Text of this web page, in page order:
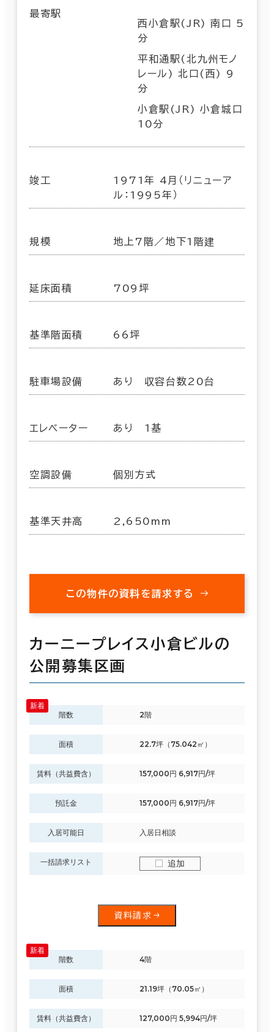
最寄駅
西小倉駅(JR) 南口 5
分
平和通駅(北九州モノ
レール) 北口(西) 9
分
小倉駅(JR) 小倉城口
10分
竣工
1971年 4月（リニューア
ル：1995年）
規模 地上7階／地下1階建
延床面積 709坪
基準階面積 66坪
駐車場設備 あり 収容台数20台
エレベーター あり 1基
空調設備 個別方式
基準天井高 2,650mm
この物件の資料を請求する
カーニープレイス小倉ビルの
公開募集区画
階数 2階
面積 22.7坪（75.042㎡）
賃料（共益費含） 157,000円 6,917円/坪
預託金 157,000円 6,917円/坪
入居可能日 入居日相談
一括請求リスト 追加
資料請求
階数 4階
面積 21.19坪（70.05㎡）
賃料（共益費含） 127,000円 5,994円/坪